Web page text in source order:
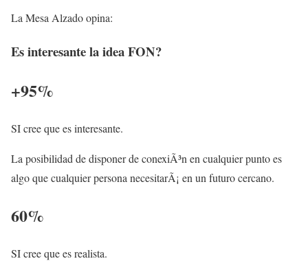
La Mesa Alzado opina:
Es interesante la idea FON?
+95%
SI cree que es interesante.
La posibilidad de disponer de conexiÃ³n en cualquier punto es
algo que cualquier persona necesitarÃ¡ en un futuro cercano.
60%
SI cree que es realista.